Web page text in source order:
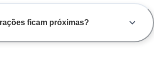
ficam próximas?